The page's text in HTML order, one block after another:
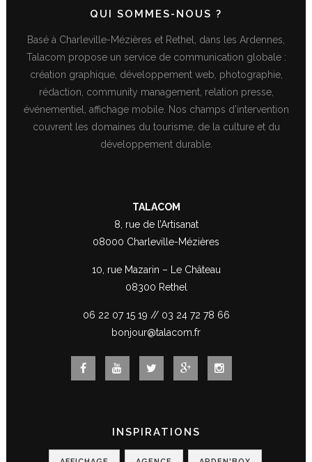
QUI SOMMES-NOUS ?
Basé à Charleville-Mézières et Rethel, dans les Ardennes,
Talacom propose un service de communication globale :
création graphique, développement web, photographie,
rédaction, community management, relation presse,
événementiel, affichage mobile. Nos champs d’intervention
couvrent les domaines du tourisme, de la culture et du
développement durable.
TALACOM
8, rue de l’Artisanat
08000 Charleville-Mézières
10, rue Mazarin – Le Château
08300 Rethel
06 22 07 15 19 // 03 24 72 78 66
bonjour@talacom.fr
INSPIRATIONS